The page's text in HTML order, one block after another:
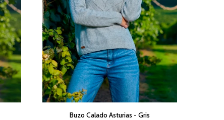
Buzo Calado Asturias - Gris